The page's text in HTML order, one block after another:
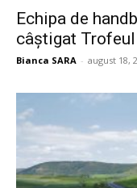
Echipa de
câștigat
Bianca SARA - august 18,